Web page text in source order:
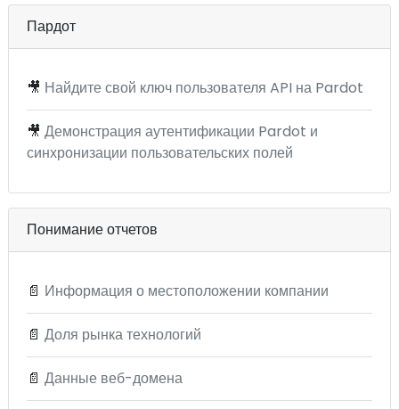
Пардот
🎥 Найдите свой ключ пользователя API на Pardot
🎥 Демонстрация аутентификации Pardot и
синхронизации пользовательских полей
Понимание отчетов
📄 Информация о местоположении компании
📄 Доля рынка технологий
📄 Данные веб-домена